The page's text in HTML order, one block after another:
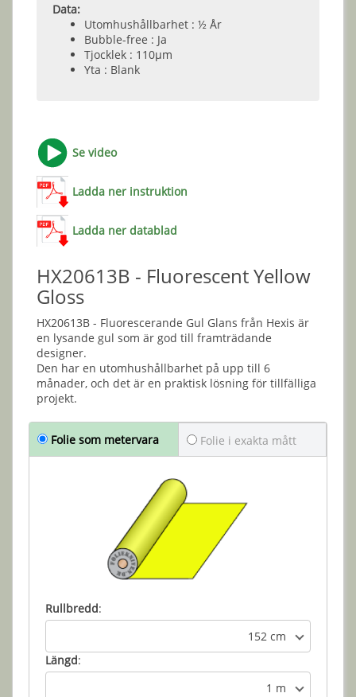
Data:
Utomhushållbarhet : ½ År
Bubble-free : Ja
Tjocklek : 110µm
Yta : Blank
Se video
Ladda ner instruktion
Ladda ner datablad
HX20613B - Fluorescent Yellow
Gloss
HX20613B - Fluorescerande Gul Glans från Hexis är
en lysande gul som är god till framträdande
designer.
Den har en utomhushållbarhet på upp till 6
månader, och det är en praktisk lösning för tillfälliga
projekt.
Folie som metervara Folie i exakta mått
Rullbredd:
152 cm
Längd:
1 m